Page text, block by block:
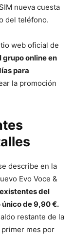
nueva cuesta
del teléfono.
web oficial de
grupo online en
para
la promoción
describe en la
Evo Voce &
del
único de 9,90 €.
restante de la
mes por